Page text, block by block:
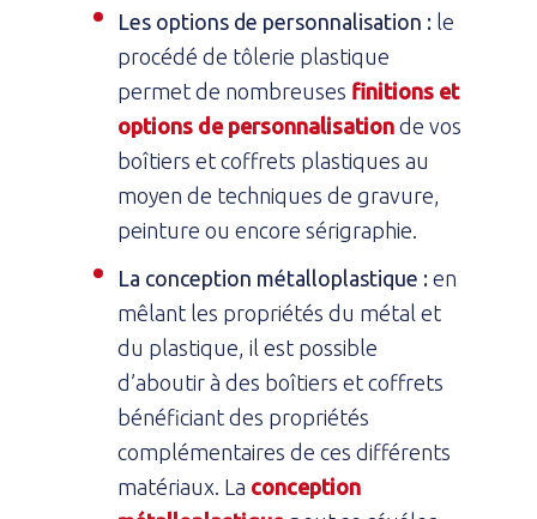
Les options de personnalisation : le
procédé de tôlerie plastique
permet de nombreuses finitions et
options de personnalisation de vos
boîtiers et coffrets plastiques au
moyen de techniques de gravure,
peinture ou encore sérigraphie.
La conception métalloplastique : en
mêlant les propriétés du métal et
du plastique, il est possible
d’aboutir à des boîtiers et coffrets
bénéficiant des propriétés
complémentaires de ces différents
matériaux. La conception